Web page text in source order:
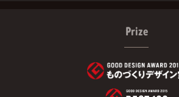
Prize